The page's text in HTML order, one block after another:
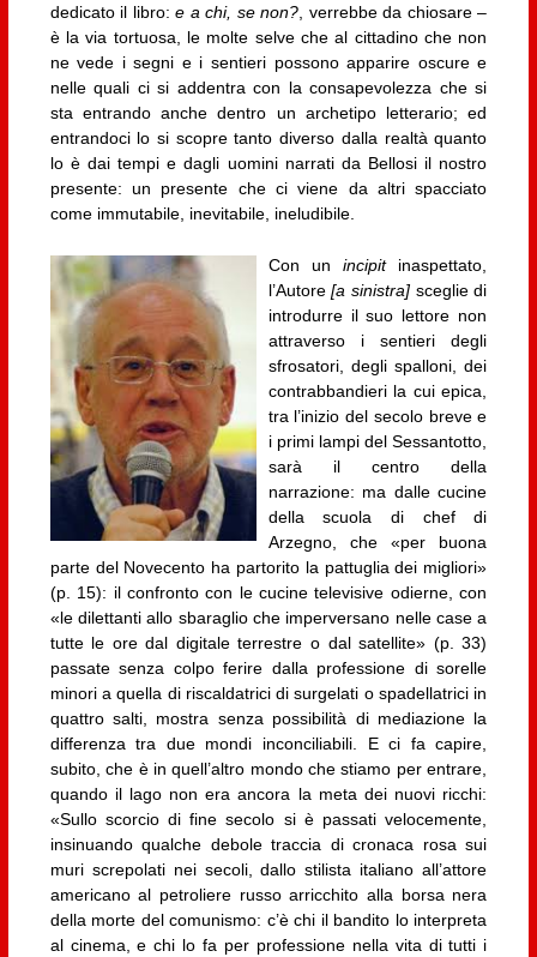
dedicato il libro:e a chi, se non? , verrebbe da chiosare –
è la via tortuosa, le molte selve che al cittadino che non
ne vede i segni e i sentieri possono apparire oscure e
nelle quali ci si addentra con la consapevolezza che si
sta entrando anche dentro un archetipo letterario; ed
entrandoci lo si scopre tanto diverso dalla realtà quanto
lo è dai tempi e dagli uomini narrati da Bellosi il nostro
presente: un presente che ci viene da altri spacciato
come immutabile, inevitabile, ineludibile.
Con unincipitinaspettato,
l’Autore[a sinistra] sceglie di
introdurre il suo lettore non
attraverso i sentieri degli
sfrosatori, degli spalloni, dei
contrabbandieri la cui epica,
tra l’inizio del secolo breve e
i primi lampi del Sessantotto,
sarà il centro della
narrazione: ma dalle cucine
della scuola di chef di
Arzegno, che «per buona
parte del Novecento ha partorito la pattuglia dei migliori»
(p. 15): il confronto con le cucine televisive odierne, con
«le dilettanti allo sbaraglio che imperversano nelle case a
tutte le ore dal digitale terrestre o dal satellite» (p. 33)
passate senza colpo ferire dalla professione di sorelle
minori a quella di riscaldatrici di surgelati o spadellatrici in
quattro salti, mostra senza possibilità di mediazione la
differenza tra due mondi inconciliabili. E ci fa capire,
subito, che è in quell’altro mondo che stiamo per entrare,
quando il lago non era ancora la meta dei nuovi ricchi:
«Sullo scorcio di fine secolo si è passati velocemente,
insinuando qualche debole traccia di cronaca rosa sui
muri screpolati nei secoli, dallo stilista italiano all’attore
americano al petroliere russo arricchito alla borsa nera
della morte del comunismo: c’è chi il bandito lo interpreta
al cinema, e chi lo fa per professione nella vita di tutti i